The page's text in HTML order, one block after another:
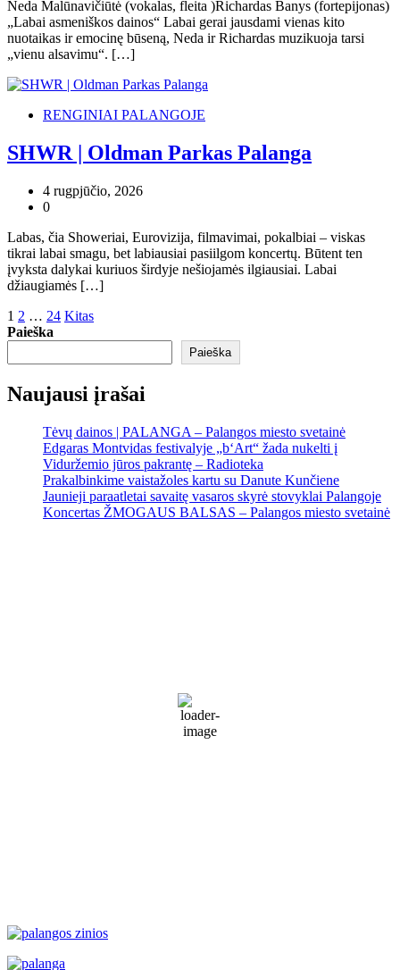
Neda Malūnavičiūtė (vokalas, fleita )Richardas Banys (fortepijonas)
„Labai asmeniškos dainos“ Labai gerai jausdami vienas kito
nuotaikas ir emocinę būseną, Neda ir Richardas muzikuoja tarsi
„vienu alsavimu“. […]
RENGINIAI PALANGOJE
SHWR | Oldman Parkas Palanga
4 rugpjūčio, 2026
0
Labas, čia Showeriai, Eurovizija, filmavimai, pokalbiai – viskas
tikrai labai smagu, bet labiausiai pasiilgom koncertų. Būtent ten
įvyksta dalykai kuriuos širdyje nešiojamės ilgiausiai. Labai
džiaugiamės […]
Įrašų
puslapiavimas
1 2 … 24 Kitas
Paieška
Paieška
Naujausi įrašai
Tėvų dainos | PALANGA – Palangos miesto svetainė
Edgaras Montvidas festivalyje „b‘Art“ žada nukelti į
Viduržemio jūros pakrantę – Radioteka
Prakalbinkime vaistažoles kartu su Danute Kunčiene
Jaunieji paraatletai savaitę vasaros skyrė stovyklai Palangoje
Koncertas ŽMOGAUS BALSAS – Palangos miesto svetainė